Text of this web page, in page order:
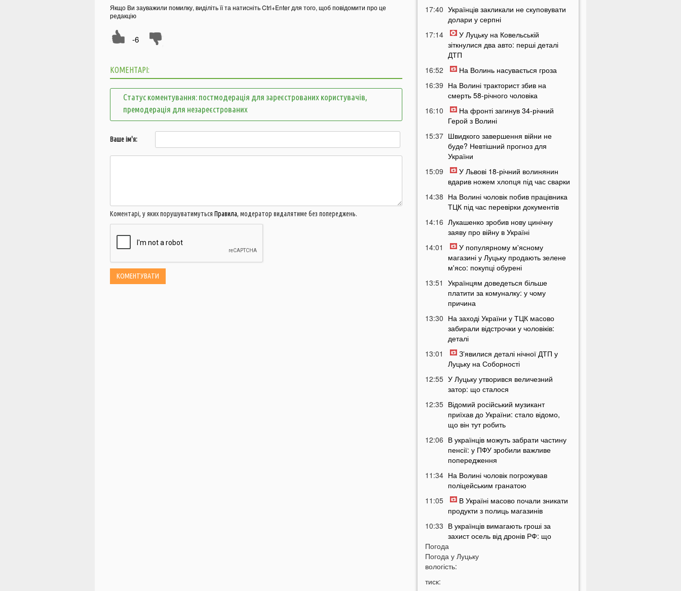
Якщо Ви зауважили помилку, виділіть її та натисніть Ctrl+Enter для того, щоб повідомити про це
редакцію
-6
КОМЕНТАРІ:
Статус коментування: постмодерація для зареєстрованих користувачів,
премодерація для незареєстрованих
Ваше ім'я:
Коментарі, у яких порушуватимуться Правила, модератор видалятиме без попереджень.
17:40 Українців закликали не скуповувати
долари у серпні
17:14
У Луцьку на Ковельській
зіткнулися два авто: перші деталі
ДТП
16:52
На Волинь насувається гроза
16:39 На Волині тракторист збив на
смерть 58-річного чоловіка
16:10
На фронті загинув 34-річний
Герой з Волині
15:37 Швидкого завершення війни не
буде? Невтішний прогноз для
України
15:09
У Львові 18-річний волинянин
вдарив ножем хлопця під час сварки
14:38 На Волині чоловік побив працівника
ТЦК під час перевірки документів
14:16 Лукашенко зробив нову цинічну
заяву про війну в Україні
14:01
У популярному м'ясному
магазині у Луцьку продають зелене
м'ясо: покупці обурені
13:51
Українцям доведеться більше
платити за комуналку: у чому
причина
13:30 На заході України у ТЦК масово
забирали відстрочки у чоловіків:
деталі
13:01
Зʼявилися деталі нічної ДТП у
Луцьку на Соборності
12:55 У Луцьку утворився величезний
затор: що сталося
12:35 Відомий російський музикант
приїхав до України: стало відомо,
що він тут робить
12:06 В українців можуть забрати частину
пенсії: у ПФУ зробили важливе
попередження
11:34 На Волині чоловік погрожував
поліцейським гранатою
11:05
В Україні масово почали зникати
продукти з полиць магазинів
10:33 В українців вимагають гроші за
захист осель від дронів РФ: що
відбувається
10:04 ТЦК отримають нові дані про
українців: під контроль потраплять
Погода
Погода у Луцьку
вологість:
тиск: